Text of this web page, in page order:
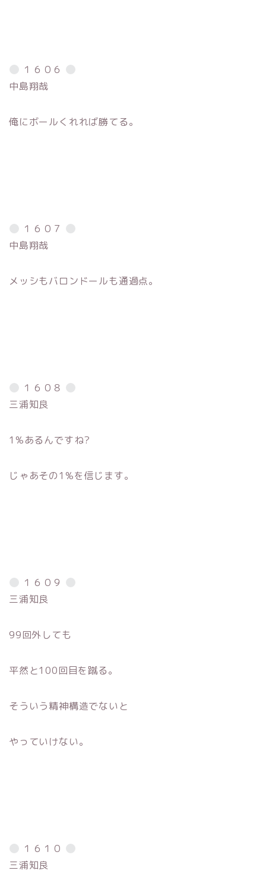
１６０６
中島翔哉
俺にボールくれれば勝てる。
１６０７
中島翔哉
メッシもバロンドールも通過点。
１６０８
三浦知良
1%あるんですね?
じゃあその1%を信じます。
１６０９
三浦知良
99回外しても
平然と100回目を蹴る。
そういう精神構造でないと
やっていけない。
１６１０
三浦知良